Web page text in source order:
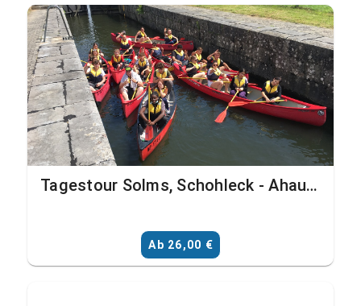
Tagestour Solms, Schohleck - Ahausen (Bildungsinstitutionen mit Transfer)
Ab 26,00 €